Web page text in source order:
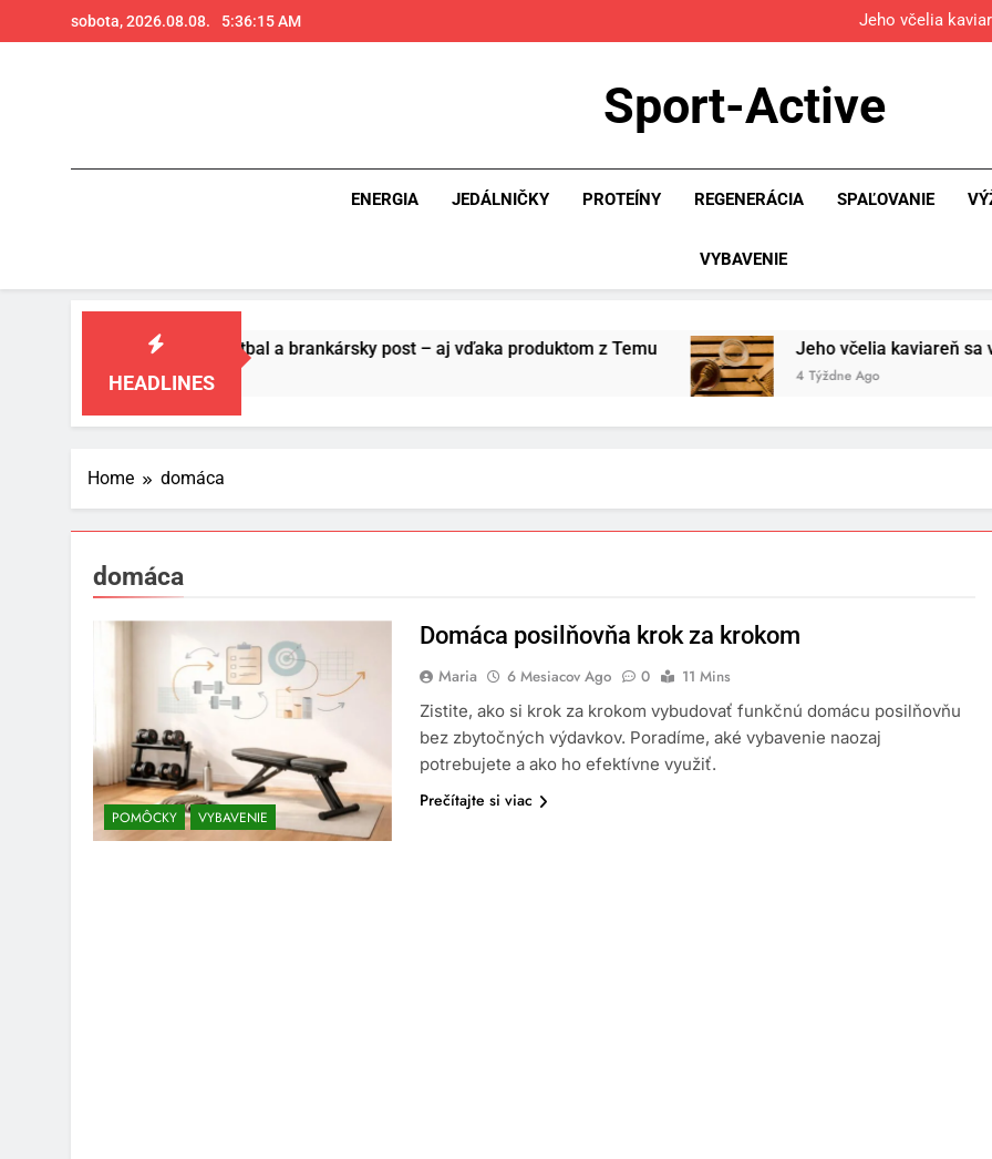
to
sobota, 2026.08.08. 5:36:16 AM
Jeho včelia
Povinná
Jeho včelia
Sport-Active
ENERGIA JEDÁLNIČKY PROTEÍNY REGENERÁCIA SPAĽOVANIE
VYBAVENIE
HEADLINES
pre futbal a brankársky post – aj vďaka produktom z Temu Jeho včelia kaviareň sa vďaka Temu
4 Týždne Ago
Home domáca
domáca
POMÔCKY VYBAVENIE
Domáca posilňovňa krok za krokom
Maria 6 Mesiacov Ago 0
11 Mins
Zistite, ako si krok za krokom vybudovať funkčnú domácu posilňovňu
bez zbytočných výdavkov. Poradíme, aké vybavenie naozaj
potrebujete a ako ho efektívne využiť.
Prečítajte si viac